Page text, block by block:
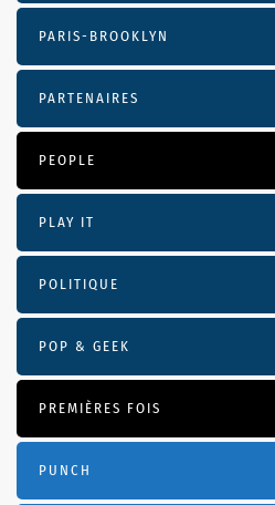
PARIS-BROOKLYN
PARTENAIRES
PEOPLE
PLAY IT
POLITIQUE
POP & GEEK
PREMIÈRES FOIS
PUNCH